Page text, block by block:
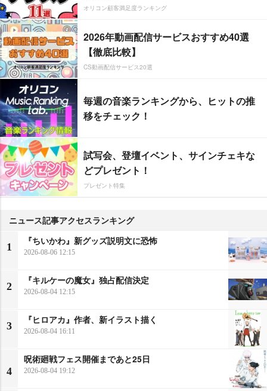
オリコン顧客満足度ランキング
2026年動画配信サービスおすすめ40選
【徹底比較】
CS動画配信サービス20選
毎週の音楽ランキングから、ヒットの推
移をチェック！
試写会、登壇イベント、サインチェキな
どプレゼント！
プレゼント特集
ニュース記事アクセスランキング
1
『ちいかわ』新グッズ説明文に恐怖
2026-08-06 12:15
2
『キルケーの魔女』独占配信決定
2026-08-04 12:15
3
『ヒロアカ』作者、新イラスト描く
2026-08-04 16:11
4
呪術廻戦フェス開催まであと25日
2026-08-04 19:12